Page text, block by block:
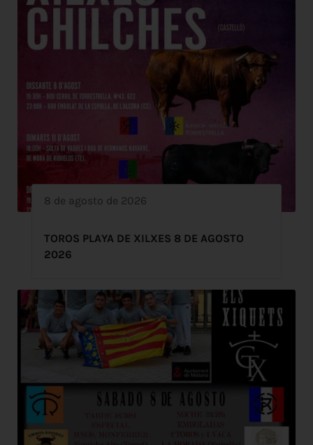
8 de agosto de 2026
TOROS PLAYA DE XILXES 8 DE AGOSTO
2026